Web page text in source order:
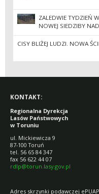
ZALEDWIE TYDZIEŃ
NOWEJ SIEDZIBY
CISY BLIŻEJ LUDZI. NOWA
KONTAKT:
Regionalna Dyrekcja
Lasów Państwowych
w Toruniu
ul. Mickiewicza 9
87-100 Toruń
tel. 56 65 84 347
fax 56 622 44 07
rdlp@torun.lasy.gov.pl
Adres skrzynki podawczej